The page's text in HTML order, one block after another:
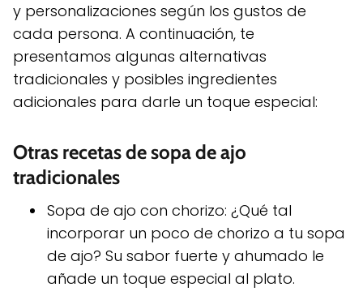
y personalizaciones según los gustos de
cada persona. A continuación, te
presentamos algunas alternativas
tradicionales y posibles ingredientes
adicionales para darle un toque especial:
Otras recetas de sopa de ajo
tradicionales
Sopa de ajo con chorizo: ¿Qué tal
incorporar un poco de chorizo a tu sopa
de ajo? Su sabor fuerte y ahumado le
añade un toque especial al plato.